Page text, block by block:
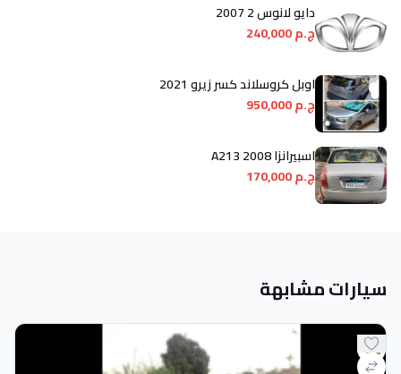
دايو لانوس 2 2007
ج.م 240,000
اوبل كروسلاند كسر زيرو 2021
ج.م 950,000
اسبيرانزا A213 2008
ج.م 170,000
سيارات مشابهة